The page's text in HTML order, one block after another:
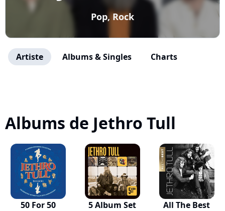
Pop, Rock
Artiste Albums & Singles Charts
Albums de Jethro Tull
50 For 50
5 Album Set
All The Best